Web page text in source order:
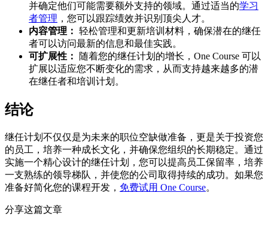
并确定他们可能需要额外支持的领域。通过适当的学习
者管理 ，您可以跟踪绩效并识别顶尖人才。
内容管理： 轻松管理和更新培训材料，确保潜在的继任
者可以访问最新的信息和最佳实践。
可扩展性：
随着您的继任计划的增长，One Course 可以
扩展以适应您不断变化的需求，从而支持越来越多的潜
在继任者和培训计划。
结论
继任计划不仅仅是为未来的职位空缺做准备，更是关于投资您
的员工，培养一种成长文化，并确保您组织的长期稳定。通过
实施一个精心设计的继任计划，您可以提高员工保留率，培养
一支熟练的领导梯队，并使您的公司取得持续的成功。如果您
准备好简化您的课程开发， 免费试用 One Course。
分享这篇文章